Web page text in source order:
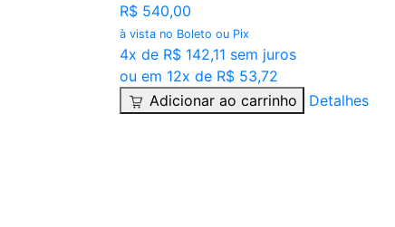
R$ 540,00
à vista no Boleto ou Pix
4x de R$ 142,11 sem juros
ou em 12x de R$ 53,72
Adicionar ao carrinho
Detalhes